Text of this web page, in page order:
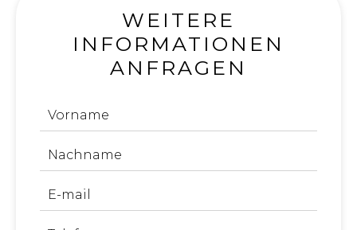
WEITERE
INFORMATIONEN
ANFRAGEN